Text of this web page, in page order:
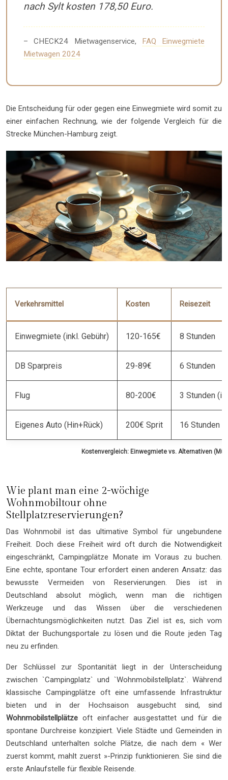
nach Sylt kosten 178,50 Euro.
– CHECK24 Mietwagenservice, FAQ Einwegmiete
Mietwagen 2024
Die Entscheidung für oder gegen eine Einwegmiete wird somit zu
einer einfachen Rechnung, wie der folgende Vergleich für die
Strecke München-Hamburg zeigt.
Kostenvergleich: Einwegmiete vs. Alternativen
Verkehrsmittel Kosten Reisezeit
Einwegmiete (inkl. Gebühr) 120-165€ 8 Stunden
DB Sparpreis 29-89€ 6 Stunden
Flug 80-200€ 3 Stunden
Eigenes Auto (Hin+Rück) 200€ Sprit 16 Stunden
Wie plant man eine 2-wöchige
Wohnmobiltour ohne
Stellplatzreservierungen?
Das Wohnmobil ist das ultimative Symbol für ungebundene
Freiheit. Doch diese Freiheit wird oft durch die Notwendigkeit
eingeschränkt, Campingplätze Monate im Voraus zu buchen.
Eine echte, spontane Tour erfordert einen anderen Ansatz: das
bewusste Vermeiden von Reservierungen. Dies ist in
Deutschland absolut möglich, wenn man die richtigen
Werkzeuge und das Wissen über die verschiedenen
Übernachtungsmöglichkeiten nutzt. Das Ziel ist es, sich vom
Diktat der Buchungsportale zu lösen und die Route jeden Tag
neu zu erfinden.
Der Schlüssel zur Spontanität liegt in der Unterscheidung
zwischen `Campingplatz` und `Wohnmobilstellplatz`. Während
klassische Campingplätze oft eine umfassende Infrastruktur
bieten und in der Hochsaison ausgebucht sind, sind
Wohnmobilstellplätze oft einfacher ausgestattet und für die
spontane Durchreise konzipiert. Viele Städte und Gemeinden in
Deutschland unterhalten solche Plätze, die nach dem « Wer
zuerst kommt, mahlt zuerst »-Prinzip funktionieren. Sie sind die
erste Anlaufstelle für flexible Reisende.